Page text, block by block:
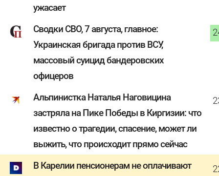
ужасает
Сводки СВО, 7 августа, главное:
Украинская бригада против ВСУ,
массовый суицид бандеровских
офицеров
Альпинистка Наталья Наговицина
застряла на Пике Победы в Киргизии: что
известно о трагедии, спасение, может ли
выжить, что происходит прямо сейчас
В Карелии пенсионерам не оплачивают